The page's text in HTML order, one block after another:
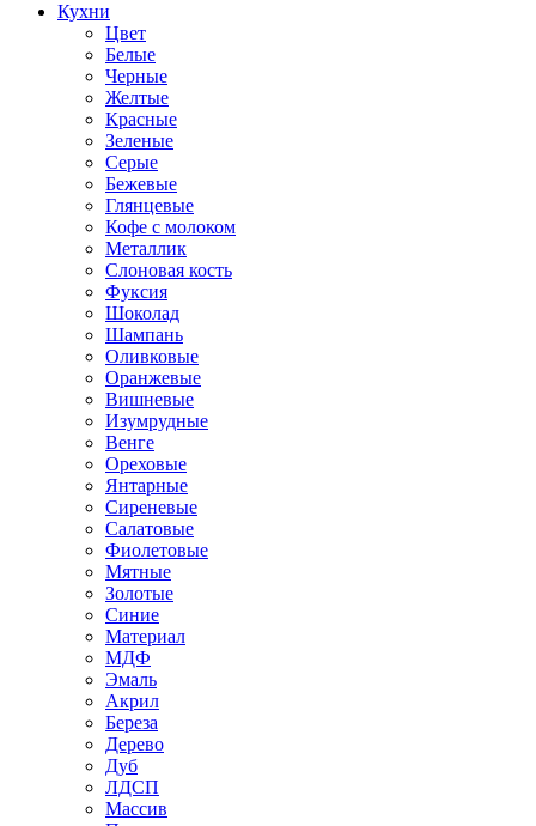
Кухни
Цвет
Белые
Черные
Желтые
Красные
Зеленые
Серые
Бежевые
Глянцевые
Кофе с молоком
Металлик
Слоновая кость
Фуксия
Шоколад
Шампань
Оливковые
Оранжевые
Вишневые
Изумрудные
Венге
Ореховые
Янтарные
Сиреневые
Салатовые
Фиолетовые
Мятные
Золотые
Синие
Материал
МДФ
Эмаль
Акрил
Береза
Дерево
Дуб
ЛДСП
Массив